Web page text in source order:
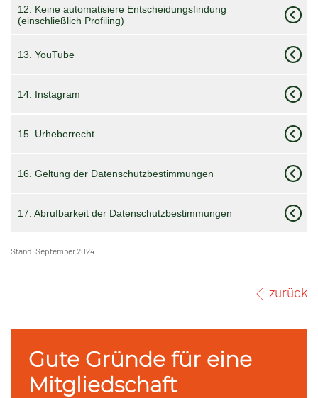
12. Keine automatisiere Entscheidungsfindung
(einschließlich Profiling)
13. YouTube
14. Instagram
15. Urheberrecht
16. Geltung der Datenschutzbestimmungen
17. Abrufbarkeit der Datenschutzbestimmungen
Stand: September 2024
zurück
Gute Gründe für eine
Mitgliedschaft